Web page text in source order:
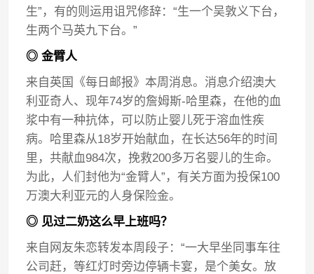
生”，有的则运用诅咒修辞：“生一个吴敦义下台，
生两个马英九下台。”
◎ 金臂人
来自英国《每日邮报》本周消息。消息介绍澳大
利亚奇人、现年74岁的詹姆斯-哈里森，在他的血
浆中有一种抗体，可以防止婴儿死于溶血性疾
病。哈里森从18岁开始献血，在长达56年的时间
里，共献血984次，挽救200多万名婴儿的生命。
为此，人们封他为“金臂人”，有关方面为投保100
万澳大利亚元的人身保险金。
◎ 见过二奶这么早上班吗？
来自网友朱恋转发本周段子：“一大早坐同事车往
公司赶，等红灯时旁边停辆卡宴，是个美女。放